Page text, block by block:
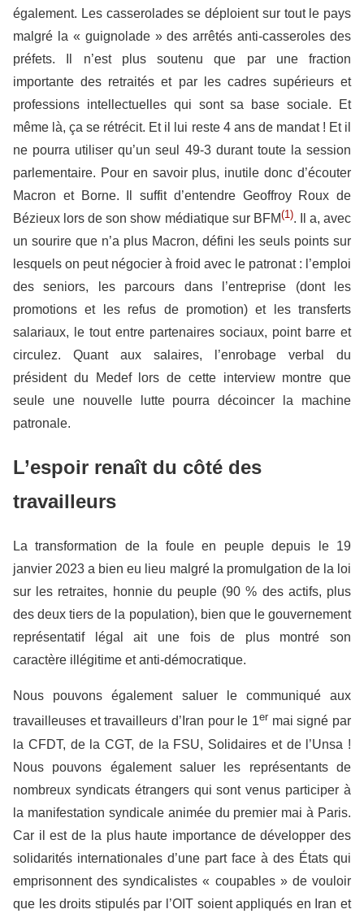
également. Les casserolades se déploient sur tout le pays
malgré la « guignolade » des arrêtés anti-casseroles des
préfets. Il n’est plus soutenu que par une fraction
importante des retraités et par les cadres supérieurs et
professions intellectuelles qui sont sa base sociale. Et
même là, ça se rétrécit. Et il lui reste 4 ans de mandat ! Et il
ne pourra utiliser qu’un seul 49-3 durant toute la session
parlementaire. Pour en savoir plus, inutile donc d’écouter
Macron et Borne. Il suffit d’entendre Geoffroy Roux de
Bézieux lors de son show médiatique sur BFM(1). Il a, avec
un sourire que n’a plus Macron, défini les seuls points sur
lesquels on peut négocier à froid avec le patronat : l’emploi
des seniors, les parcours dans l’entreprise (dont les
promotions et les refus de promotion) et les transferts
salariaux, le tout entre partenaires sociaux, point barre et
circulez. Quant aux salaires, l’enrobage verbal du
président du Medef lors de cette interview montre que
seule une nouvelle lutte pourra décoincer la machine
patronale.
L’espoir renaît du côté des
travailleurs
La transformation de la foule en peuple depuis le 19
janvier 2023 a bien eu lieu malgré la promulgation de la loi
sur les retraites, honnie du peuple (90 % des actifs, plus
des deux tiers de la population), bien que le gouvernement
représentatif légal ait une fois de plus montré son
caractère illégitime et anti-démocratique.
Nous pouvons également saluer le communiqué aux
travailleuses et travailleurs d’Iran pour le 1er mai signé par
la CFDT, de la CGT, de la FSU, Solidaires et de l’Unsa !
Nous pouvons également saluer les représentants de
nombreux syndicats étrangers qui sont venus participer à
la manifestation syndicale animée du premier mai à Paris.
Car il est de la plus haute importance de développer des
solidarités internationales d’une part face à des États qui
emprisonnent des syndicalistes « coupables » de vouloir
que les droits stipulés par l’OIT soient appliqués en Iran et